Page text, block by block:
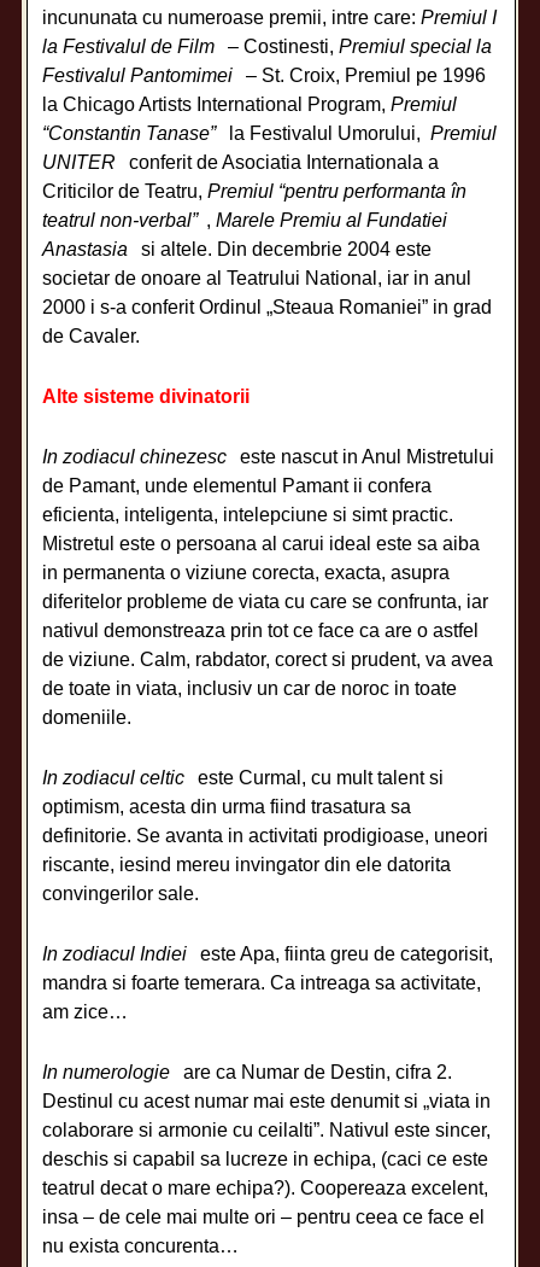
incununata cu numeroase premii, intre care:Premiul I
la Festivalul de Film
– Costinesti, Premiul special la
Festivalul Pantomimei
– St. Croix, Premiul pe 1996
la Chicago Artists International Program,Premiul
“Constantin Tanase”
la Festivalul Umorului, Premiul
UNITER
conferit de Asociatia Internationala a
Criticilor de Teatru,Premiul “pentru performanta în
teatrul non-verbal” , Marele Premiu al Fundatiei
Anastasia
si altele. Din decembrie 2004 este
societar de onoare al Teatrului National, iar in anul
2000 i s-a conferit Ordinul „Steaua Romaniei” in grad
de Cavaler.
Alte sisteme divinatorii
In zodiacul chinezesc
este nascut in Anul Mistretului
de Pamant, unde elementul Pamant ii confera
eficienta, inteligenta, intelepciune si simt practic.
Mistretul este o persoana al carui ideal este sa aiba
in permanenta o viziune corecta, exacta, asupra
diferitelor probleme de viata cu care se confrunta, iar
nativul demonstreaza prin tot ce face ca are o astfel
de viziune. Calm, rabdator, corect si prudent, va avea
de toate in viata, inclusiv un car de noroc in toate
domeniile.
In zodiacul celtic
este Curmal, cu mult talent si
optimism, acesta din urma fiind trasatura sa
definitorie. Se avanta in activitati prodigioase, uneori
riscante, iesind mereu invingator din ele datorita
convingerilor sale.
In zodiacul Indiei
este Apa, fiinta greu de categorisit,
mandra si foarte temerara. Ca intreaga sa activitate,
am zice…
In numerologie
are ca Numar de Destin, cifra 2.
Destinul cu acest numar mai este denumit si „viata in
colaborare si armonie cu ceilalti”. Nativul este sincer,
deschis si capabil sa lucreze in echipa, (caci ce este
teatrul decat o mare echipa?). Coopereaza excelent,
insa – de cele mai multe ori – pentru ceea ce face el
nu exista concurenta…